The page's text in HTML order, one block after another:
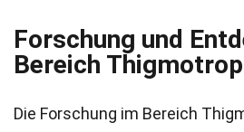
Forschung und
Bereich
Die Forschung im Bereich